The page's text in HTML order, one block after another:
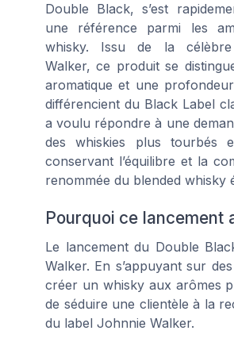
Double Black, s’est
une référence parmi les
whisky. Issu de la
Walker, ce produit se
aromatique et une
différencient du Black Label
a voulu répondre à une
des whiskies plus tourbés
conservant l’équilibre et la
renommée du blended whisky
Pourquoi ce lancement
Le lancement du Double
Walker. En s’appuyant sur
créer un whisky aux arômes
de séduire une clientèle à la
du label Johnnie Walker.